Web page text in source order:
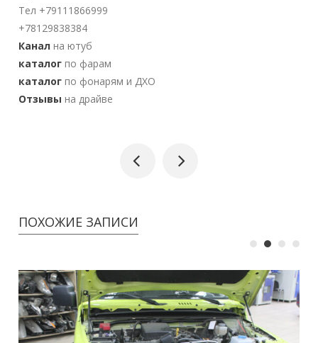
Тел +79111866999
+78129838384
Канал на ютуб
каталог по фарам
каталог по фонарям и ДХО
Отзывы на драйве
ПОХОЖИЕ ЗАПИСИ